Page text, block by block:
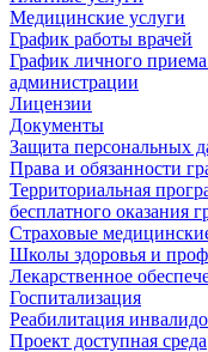
Медицинские услуги
График работы врачей
График личного
администрации
Лицензии
Документы
Защита персональных
Права и обязанности
Территориальная
бесплатного оказания
Страховые
Школы здоровья и
Лекарственное
Госпитализация
Реабилитация
Проект доступная среда